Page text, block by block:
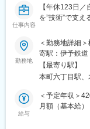
1回/週、四国
◇出張期間：日
■当社の魅力：
・年商は120
・平成23年8月
■事業の概要：
仕事内容
【年休123日
を”技術”で支
■業務概要：
本ポジション
た営業を行う
業全体の推進に
＜具体的には…
勤務地
＜勤務地詳細
寄駅：伊予鉄
煙変更の範囲
【最寄り駅】
本町六丁目駅
給与
＜予定年収＞
月額（基本給